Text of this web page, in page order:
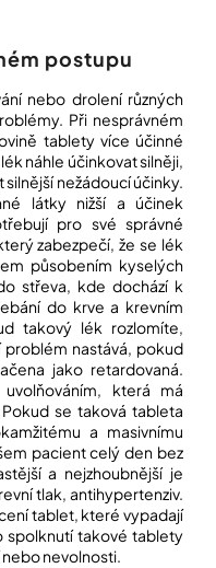
postupu
nebo drolení různých
Při nesprávném
tablety více účinné
náhle účinkovat silněji,
silnější nežádoucí účinky.
látky nižší a účinek
pro své správné
zabezpečí, že se lék
působením kyselých
střeva, kde dochází k
do krve a krevním
takový lék rozlomíte,
problém nastává, pokud
jako retardovaná.
která má
se taková tableta
a masivnímu
pacient celý den bez
a nejzhoubnější je
tlak, antihypertenziv.
tablet, které vypadají
spolknutí takové tablety
nevolnosti.